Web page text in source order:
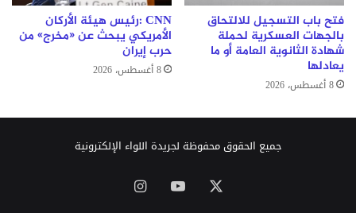
فتح باب التسجيل للالتحاق
بالجهات العسكرية لحملة
شهادة الثانوية العامة أو ما
يعادلها
8 أغسطس، 2026
CNN :رئيس هيئة الأركان
الأمريكي يبحث عن «مخرج» من
حرب إيران
8 أغسطس، 2026
جميع الحقوق محفوظة لجريدة اللواء الإلكترونية
‫YouTubeانستقرام